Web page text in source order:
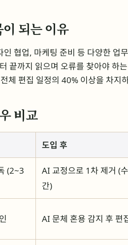
되는 이유
협업, 마케팅 준비 등 다양한 업
끝까지 읽으며 오류를 찾아야 하
체 편집 일정의 40% 이상을 차지
비교
도입 후
(2~3
AI 교정으로 1차 제거 (
간)
AI 문체 혼용 감지 후 편